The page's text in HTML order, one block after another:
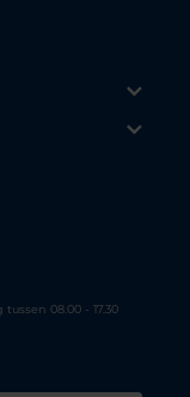
08.00 - 17.30